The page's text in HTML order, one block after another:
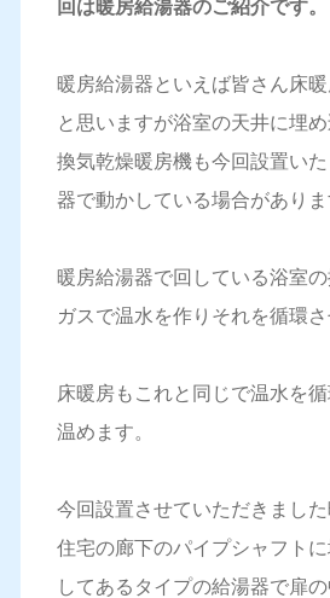
回は暖房給湯器のご紹介です。
暖房給湯器といえば皆さん床
と思いますが浴室の天井に埋
換気乾燥暖房機も今回設置い
器で動かしている場合がありま
暖房給湯器で回している浴室
ガスで温水を作りそれを循環さ
床暖房もこれと同じで温水を
温めます。
今回設置させていただきまし
住宅の廊下のパイプシャフト
してあるタイプの給湯器で扉